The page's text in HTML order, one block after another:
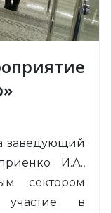
заведующий
И.А.,
сектором
в